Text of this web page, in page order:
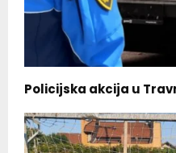
Policijska akcija u